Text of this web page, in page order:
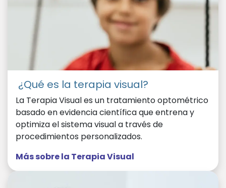
¿Qué es la terapia visual?
La Terapia Visual es un tratamiento optométrico
basado en evidencia científica que entrena y
optimiza el sistema visual a través de
procedimientos personalizados.
Más sobre la Terapia Visual